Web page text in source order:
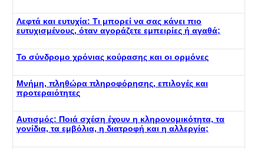
Λεφτά και ευτυχία: Τι μπορεί να σας κάνει πιο
ευτυχισμένους, όταν αγοράζετε εμπειρίες ή αγαθά;
Το σύνδρομο χρόνιας κούρασης και οι ορμόνες
Μνήμη, πληθώρα πληροφόρησης, επιλογές και
προτεραιότητες
Αυτισμός: Ποιά σχέση έχουν η κληρονομικότητα, τα
γονίδια, τα εμβόλια, η διατροφή και η αλλεργία;